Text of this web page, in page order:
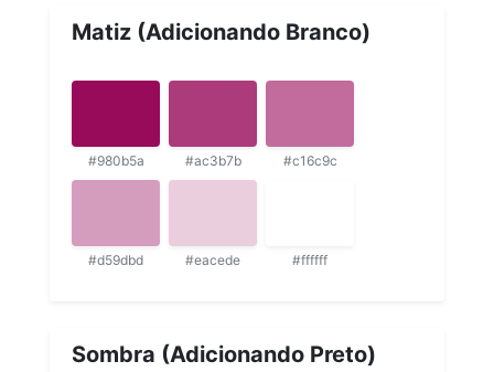
Matiz (Adicionando Branco)
#980b5a #ac3b7b #c16c9c
#d59dbd #eacede #ffffff
Sombra (Adicionando Preto)